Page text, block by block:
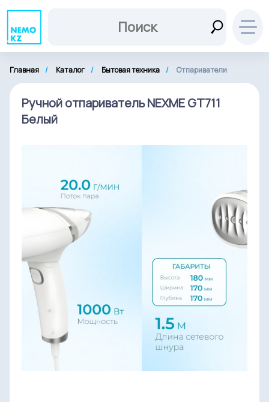
Главная Каталог Бытовая техника Отпариватели
Ручной отпариватель NEXME GT711
Белый